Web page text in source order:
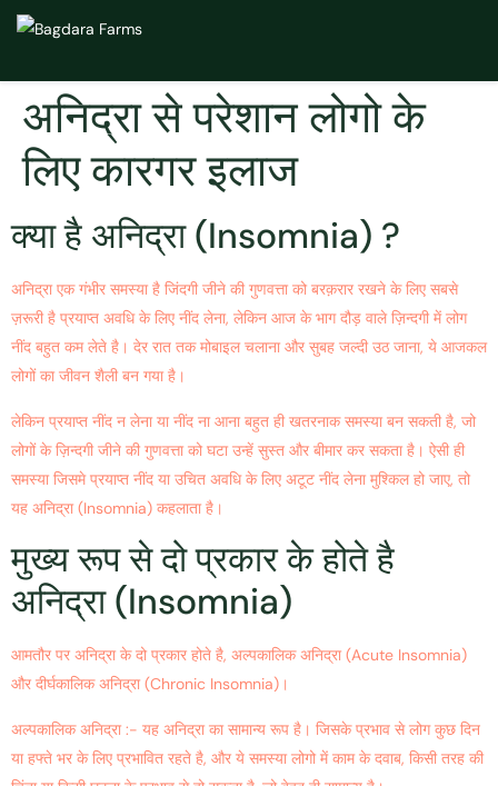
अनिद्रा से परेशान लोगो के
लिए कारगर इलाज
क्या है अनिद्रा (Insomnia) ?
अनिद्रा एक गंभीर समस्या है जिंदगी जीने की गुणवत्ता को बरक़रार रखने के लिए सबसे
ज़रूरी है प्रयाप्त अवधि के लिए नींद लेना, लेकिन आज के भाग दौड़ वाले ज़िन्दगी में लोग
नींद बहुत कम लेते है। देर रात तक मोबाइल चलाना और सुबह जल्दी उठ जाना, ये आजकल
लोगों का जीवन शैली बन गया है।
लेकिन प्रयाप्त नींद न लेना या नींद ना आना बहुत ही खतरनाक समस्या बन सकती है, जो
लोगों के ज़िन्दगी जीने की गुणवत्ता को घटा उन्हें सुस्त और बीमार कर सकता है। ऐसी ही
समस्या जिसमे प्रयाप्त नींद या उचित अवधि के लिए अटूट नींद लेना मुश्किल हो जाए, तो
यह अनिद्रा (Insomnia) कहलाता है।
मुख्य रूप से दो प्रकार के होते है
अनिद्रा (Insomnia)
आमतौर पर अनिद्रा के दो प्रकार होते है, अल्पकालिक अनिद्रा (Acute Insomnia)
और दीर्घकालिक अनिद्रा (Chronic Insomnia)।
अल्पकालिक अनिद्रा :- यह अनिद्रा का सामान्य रूप है। जिसके प्रभाव से लोग कुछ दिन
या हफ्ते भर के लिए प्रभावित रहते है, और ये समस्या लोगो में काम के दवाब, किसी तरह की